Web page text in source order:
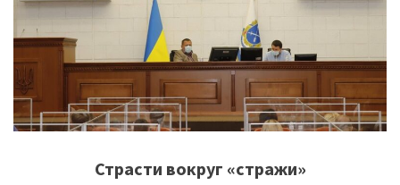
Страсти вокруг «стражи»